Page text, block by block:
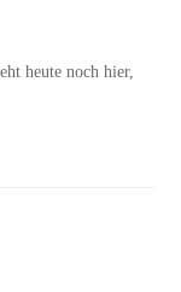
heute noch hier,